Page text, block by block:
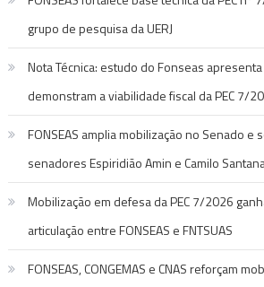
grupo de pesquisa da UERJ
Nota Técnica: estudo do Fonseas
demonstram a viabilidade fiscal da PEC 7/
FONSEAS amplia mobilização no Senado e
senadores Espiridião Amin e Camilo
Mobilização em defesa da PEC 7/2026
articulação entre FONSEAS e FNTSUAS
FONSEAS, CONGEMAS e CNAS reforçam